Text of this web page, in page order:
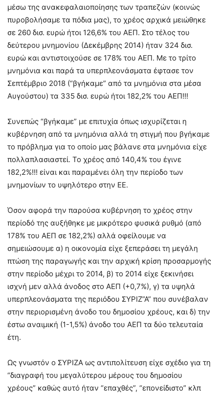
μέσω της ανακεφαλαιοποίησης των τραπεζών (κοινώς
πυροβολήσαμε τα πόδια μας), το χρέος αρχικά μειώθηκε
σε 260 δισ. ευρώ ήτοι 126,6% του ΑΕΠ. Στο τέλος του
δεύτερου μνημονίου (Δεκέμβρης 2014) ήταν 324 δισ.
ευρώ και αντιστοιχούσε σε 178% του ΑΕΠ. Με το τρίτο
μνημόνια και παρά τα υπερπλεονάσματα έφτασε τον
Σεπτέμβριο 2018 (“βγήκαμε” από τα μνημόνια στα μέσα
Αυγούστου) τα 335 δισ. ευρώ ήτοι 182,2% του ΑΕΠ!!!
Συνεπώς “βγήκαμε” με επιτυχία όπως ισχυρίζεται η
κυβέρνηση από τα μνημόνια αλλά τη στιγμή που βγήκαμε
το πρόβλημα για το οποίο μας βάλανε στα μνημόνια είχε
πολλαπλασιαστεί. Το χρέος από 140,4% του έγινε
182,2%!!! είναι και παραμένει όλη την περίοδο των
μνημονίων το υψηλότερο στην ΕΕ.
Όσον αφορά την παρούσα κυβέρνηση το χρέος στην
περίοδό της αυξήθηκε με μικρότερο φυσικά ρυθμό (από
178% του ΑΕΠ σε 182,2%) αλλά οφείλουμε να
σημειώσουμε α) η οικονομία είχε ξεπεράσει τη μεγάλη
πτώση της παραγωγής και την αρχική κρίση προσαρμογής
στην περίοδο μέχρι το 2014, β) το 2014 είχε ξεκινήσει
ισχνή μεν αλλά άνοδος στο ΑΕΠ (+0,7%), γ) τα υψηλά
υπερπλεονάσματα της περιόδου ΣΥΡΙΖ”Α” που συνέβαλαν
στην περιορισμένη άνοδο του δημοσίου χρέους, και δ) την
έστω αναιμική (1-1,5%) άνοδο του ΑΕΠ τα δύο τελευταία
έτη.
Ως γνωστόν ο ΣΥΡΙΖΑ ως αντιπολίτευση είχε σχέδιο για τη
“διαγραφή του μεγαλύτερου μέρους του δημοσίου
χρέους” καθώς αυτό ήταν “επαχθές”, “επονείδιστο” κλπ